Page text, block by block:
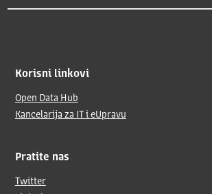
Korisni linkovi
Open Data Hub
Kancelarija za IT i eUpravu
Pratite nas
Twitter